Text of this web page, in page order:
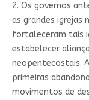
2. Os governos
as grandes
fortaleceram tais
estabelecer
neopentecostais.
primeiras
movimentos de